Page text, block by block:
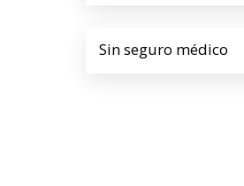
Sin seguro médico